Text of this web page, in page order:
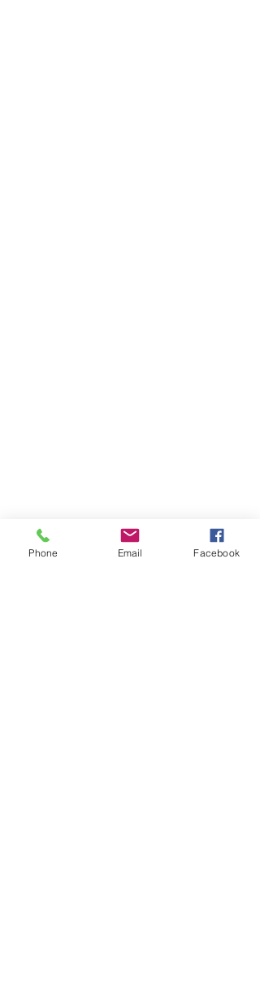
Phone Email Facebook